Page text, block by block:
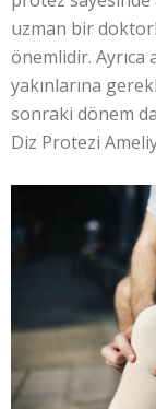
uzman bir
önemlidir. Ayrıca
yakınlarına
sonraki dönem
Diz Protezi